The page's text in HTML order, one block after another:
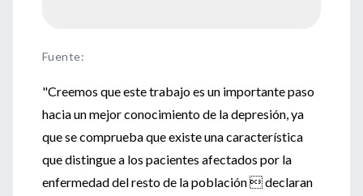
Fuente:
"Creemos que este trabajo es un importante paso
hacia un mejor conocimiento de la depresión, ya
que se comprueba que existe una característica
que distingue a los pacientes afectados por la
enfermedad del resto de la población  declaran